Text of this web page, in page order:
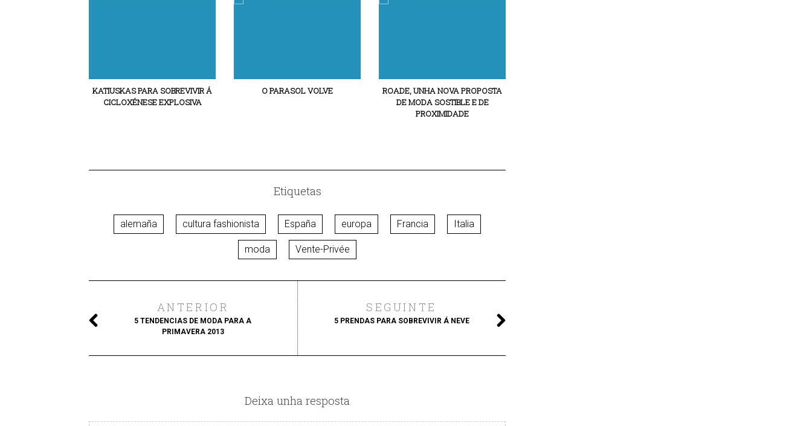
KATIUSKAS PARA SOBREVIVIR Á
CICLOXÉNESE EXPLOSIVA
O PARASOL VOLVE
ROADE, UNHA NOVA PROPOSTA
DE MODA SOSTIBLE E DE
PROXIMIDADE
Etiquetas
alemaña cultura fashionista España europa Francia Italia
moda Vente-Privée
ANTERIOR
5 TENDENCIAS DE MODA PARA A
PRIMAVERA 2013
SEGUINTE
5 PRENDAS PARA SOBREVIVIR Á NEVE
Deixa unha resposta